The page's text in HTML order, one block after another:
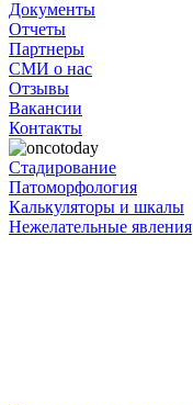
Документы
Отчеты
Партнеры
СМИ о нас
Отзывы
Вакансии
Контакты
Стадирование
Патоморфология
Калькуляторы и шкалы
Нежелательные явления